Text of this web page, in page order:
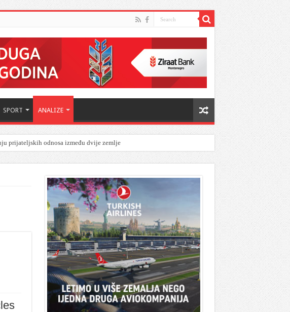
SPORT ANALIZE
prijateljskih odnosa između dvije zemlje